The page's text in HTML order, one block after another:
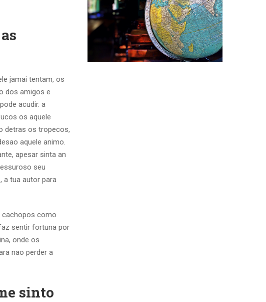
jamai tentam, os
dos amigos e
acudir. a
os aquele
detras os tropecos,
aquele animo.
apesar sinta an
seu
a tua autor para
cachopos como
sentir fortuna por
onde os
nao perder a
sinto